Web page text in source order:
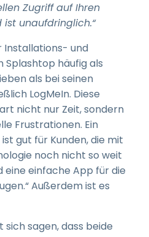
Zugriff auf Ihren
unaufdringlich.“
Installations- und
Splashtop häufig als
als bei seinen
LogMeIn. Diese
nicht nur Zeit, sondern
Frustrationen. Ein
gut für Kunden, die mit
noch nicht so weit
einfache App für die
Außerdem ist es
sagen, dass beide